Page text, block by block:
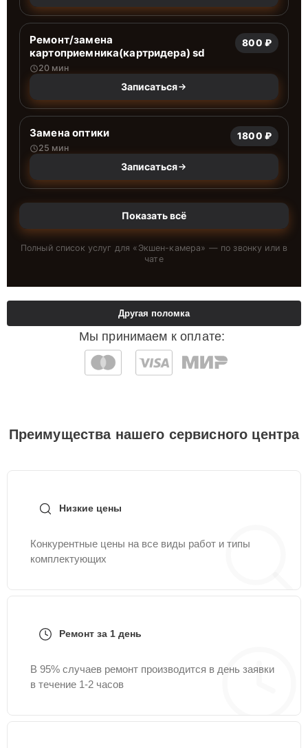
Ремонт/замена
картоприемника(картридера) sd
20 мин
800 ₽
Записаться
Замена оптики
25 мин
1800 ₽
Записаться
Показать всё
Полный список услуг для « Экшен-камера» — по звонку или в
чате
Мы принимаем к оплате:
Другая поломка
Преимущества нашего сервисного центра
Низкие цены
Конкурентные цены на все виды работ и типы
комплектующих
Ремонт за 1 день
В 95% случаев ремонт производится в день заявки
в течение 1-2 часов